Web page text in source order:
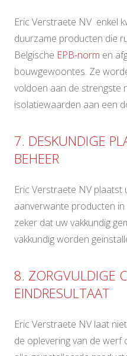
Eric Verstraete NV enkel
duurzame producten die
Belgische EPB-norm en
bouwgewoontes. Ze
voldoen aan de strengste
isolatiewaarden aan een
7. DESKUNDIGE
BEHEER
Eric Verstraete NV plaatst
aanverwante producten
zeker dat uw vakkundig
vakkundig worden
8. ZORGVULDIGE
EINDRESULTAAT
Eric Verstraete NV laat
de oplevering van de